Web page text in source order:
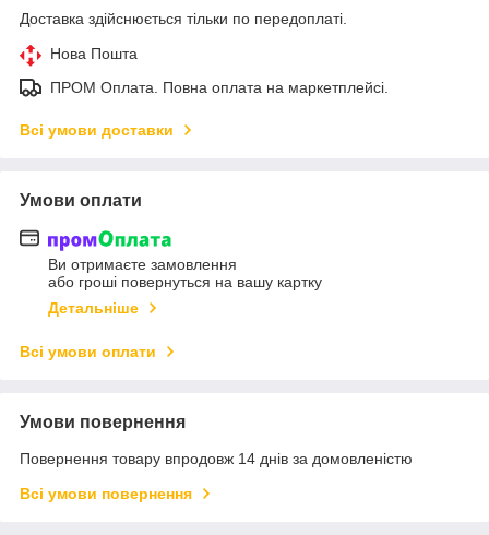
Доставка здійснюється тільки по передоплаті.
Нова Пошта
ПРОМ Оплата. Повна оплата на маркетплейсі.
Всі умови доставки
Умови оплати
Ви отримаєте замовлення
або гроші повернуться на вашу картку
Детальніше
Всі умови оплати
Умови повернення
Повернення товару впродовж 14 днів за домовленістю
Всі умови повернення